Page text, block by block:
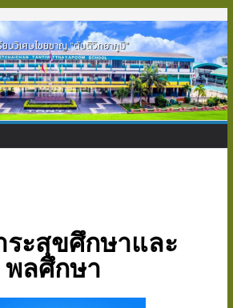
ระสุขศึกษาและ
พลศึกษา